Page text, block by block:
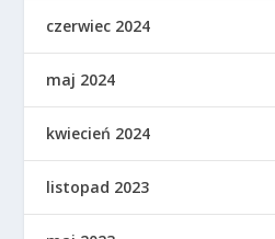
czerwiec 2024
maj 2024
kwiecień 2024
listopad 2023